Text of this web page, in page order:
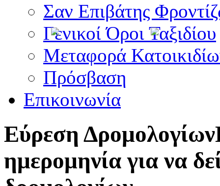
Σαν Επιβάτης
Γενικοί Όροι Ταξιδίου
Μεταφορά
Πρόσβαση
Επικοινωνία
Εύρεση Δρομολογίων
ημερομηνία για να